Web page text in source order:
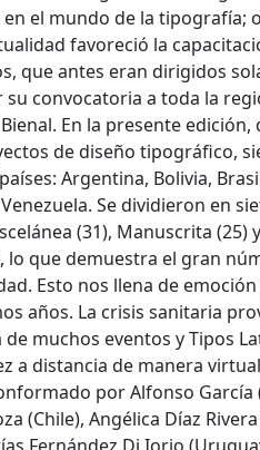
el mundo de la tipografía;
favoreció la
que antes eran dirigidos
convocatoria a toda la
En la presente
de diseño tipográfico,
Argentina, Bolivia,
Se dividieron en
(31), Manuscrita
que demuestra el gran
Esto nos llena de
años. La crisis sanitaria
muchos eventos y Tipos
a distancia de manera
por Alfonso García
(Chile), Angélica Díaz